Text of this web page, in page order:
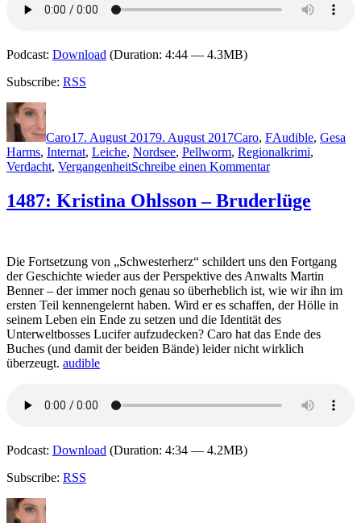
Podcast: Download (Duration: 4:44 — 4.3MB)
Subscribe: RSS
Autor
Caro17. August 20179. August 2017Caro, FAudible, Gesa
Harms, Internat, Leiche, Nordsee, Pellworm, Regionalkrimi,
Verdacht, VergangenheitSchreibe einen Kommentarzu
Thomas
Finn
1487: Kristina Ohlsson – Bruderlüge
Die Fortsetzung von „Schwesterherz“ schildert uns den Fortgang
der Geschichte wieder aus der Perspektive des Anwalts Martin
Benner – der immer noch genau so überheblich ist, wie wir ihn im
ersten Teil kennengelernt haben. Wird er es schaffen, der Hölle in
seinem Leben ein Ende zu setzen und die Identität des
Unterweltbosses Lucifer aufzudecken? Caro hat das Ende des
Buches (und damit der beiden Bände) leider nicht wirklich
überzeugt. audible
Podcast: Download (Duration: 4:34 — 4.2MB)
Subscribe: RSS
Autor